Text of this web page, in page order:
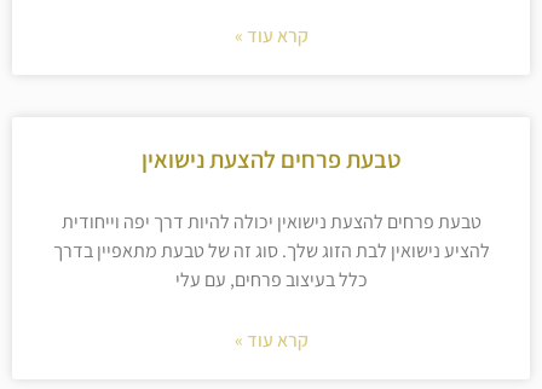
קרא עוד »
טבעת פרחים להצעת נישואין
טבעת פרחים להצעת נישואין יכולה להיות דרך יפה וייחודית
להציע נישואין לבת הזוג שלך. סוג זה של טבעת מתאפיין בדרך
כלל בעיצוב פרחים, עם עלי
קרא עוד »